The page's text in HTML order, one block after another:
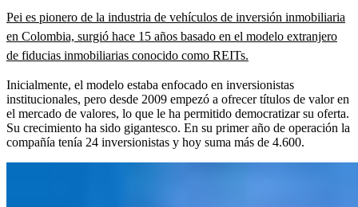
Pei es pionero de la industria de vehículos de inversión inmobiliaria
en Colombia, surgió hace 15 años basado en el modelo extranjero
de fiducias inmobiliarias conocido como REITs.
Inicialmente, el modelo estaba enfocado en inversionistas
institucionales, pero desde 2009 empezó a ofrecer títulos de valor en
el mercado de valores, lo que le ha permitido democratizar su oferta.
Su crecimiento ha sido gigantesco. En su primer año de operación la
compañía tenía 24 inversionistas y hoy suma más de 4.600.